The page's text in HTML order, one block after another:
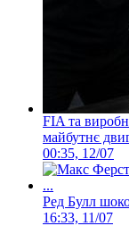
FIA та
майбутнє
00:35, 12/07
Ред Булл
16:33, 11/07